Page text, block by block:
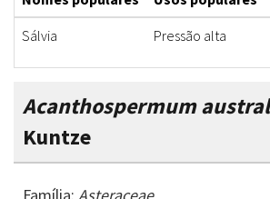
Sálvia
Pressão alta
Acanthospermum
Kuntze